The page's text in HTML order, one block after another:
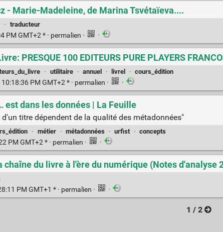
- Marie-Madeleine, de Marina Tsvétaïeva....
· traducteur
PM GMT+2 * · permalien · ·
PRESQUE 100 EDITEURS PURE PLAYERS
· utilitaire · annuel · livrel · cours_édition
PM GMT+2 * · permalien · ·
est dans les données | La Feuille
d'un titre dépendent de la qualité des métadonnées"
· métier · métadonnées · urfist · concepts
PM GMT+2 * · permalien · ·
chaîne du livre à l'ère du numérique (Notes
PM GMT+1 * · permalien · ·
1 / 2